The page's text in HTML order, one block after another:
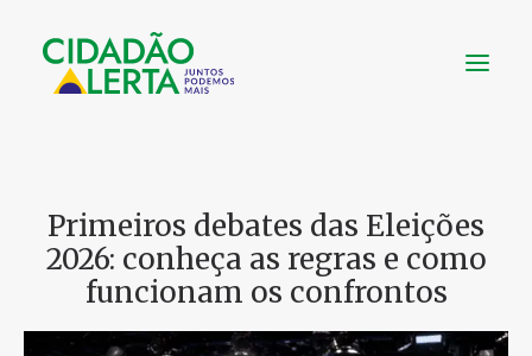
VÍDEOS
NOTÍCIAS
UTILIDADE
CONHEÇA
Primeiros debates das Eleições
2026: conheça as regras e como
funcionam os confrontos